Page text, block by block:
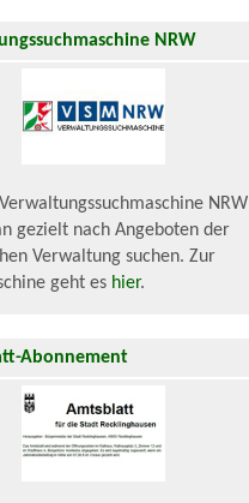
NRW
NRW
gezielt nach Angeboten der
Verwaltung suchen. Zur
geht es hier.
Abonnement